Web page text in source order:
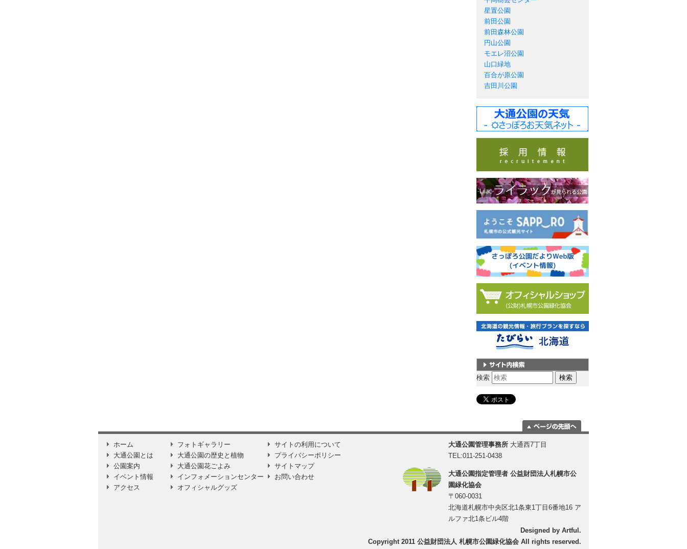
星置公園
前田公園
前田森林公園
円山公園
モエレ沼公園
山口緑地
百合が原公園
吉田川公園
サイト内検索
検索
に移動
ホーム
大通公園とは
公園案内
イベント情報
アクセス
フォトギャラリー
大通公園の歴史と植物
大通公園花ごよみ
インフォメーションセンター
オフィシャルグッズ
サイトの利用について
プライバシーポリシー
サイトマップ
お問い合わせ
大通公園管理事務所 大通西7丁目
TEL:011-251-0438
大通公園指定管理者 公益財団法人札幌市公
園緑化協会
〒060-0031
北海道札幌市中央区北1条東1丁目6番地16 ア
ルファ北1条ビル4階
Designed by Artful.
Copyright 2011 公益財団法人 札幌市公園緑化協会 All rights reserved.